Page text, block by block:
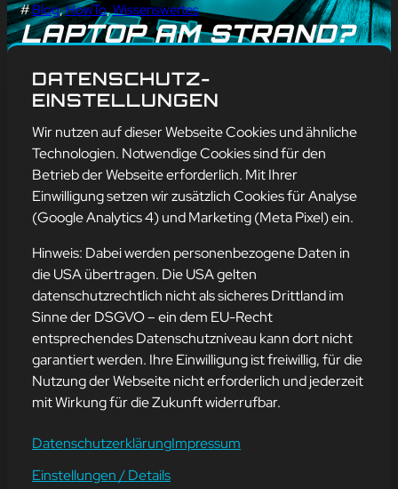
#Blog, HowTo, Wissenswertes
LAPTOP AM STRAND?
LIEBER NICHT!
mehr erfahren
Adresse
mission-webstyle oHG
Bürgermeister-Regitz-Straße 40
66539 Neunkirchen
E-Mail:kontakt@mission-webstyle.de
Navigation
Webseitenerstellung
Webseite mieten
Webseiten Betreuung
Über Uns
Kontakt
Leistungen
DATENSCHUTZ-
EINSTELLUNGEN
Wir nutzen auf dieser Webseite Cookies und ähnliche
Technologien. Notwendige Cookies sind für den
Betrieb der Webseite erforderlich. Mit Ihrer
Einwilligung setzen wir zusätzlich Cookies für Analyse
(Google Analytics 4) und Marketing (Meta Pixel) ein.
Hinweis: Dabei werden personenbezogene Daten in
die USA übertragen. Die USA gelten
datenschutzrechtlich nicht als sicheres Drittland im
Sinne der DSGVO – ein dem EU-Recht
entsprechendes Datenschutzniveau kann dort nicht
garantiert werden. Ihre Einwilligung ist freiwillig, für die
Nutzung der Webseite nicht erforderlich und jederzeit
mit Wirkung für die Zukunft widerrufbar.
DatenschutzerklärungImpressum
Einstellungen / Details